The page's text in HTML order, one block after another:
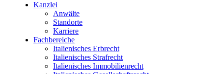
Kanzlei
Anwälte
Standorte
Karriere
Fachbereiche
Italienisches Erbrecht
Italienisches Strafrecht
Italienisches Immobilienrecht